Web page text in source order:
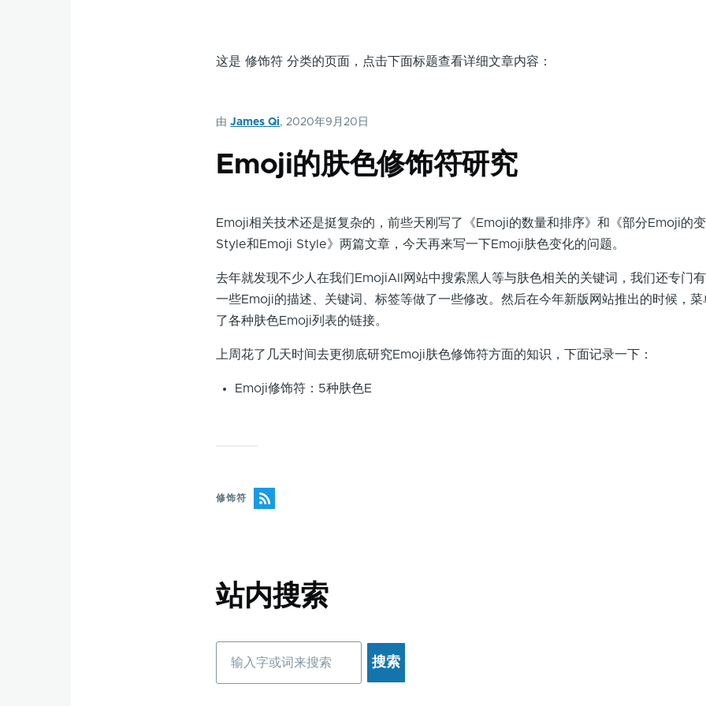
这是 修饰符 分类的页面，点击下面标题查看详细文章内容：
由James Qi, 2020年9月20日
Emoji的肤色修饰符研究
Emoji相关技术还是挺复杂的，前些天刚写了《Emoji的数量和排序》和《部分Emoji的
Style和Emoji Style》两篇文章，今天再来写一下Emoji肤色变化的问题。
去年就发现不少人在我们EmojiAll网站中搜索黑人等与肤色相关的关键词，我们还专门
一些Emoji的描述、关键词、标签等做了一些修改。然后在今年新版网站推出的时候，
了各种肤色Emoji列表的链接。
上周花了几天时间去更彻底研究Emoji肤色修饰符方面的知识，下面记录一下：
Emoji修饰符：5种肤色E
修饰符
站内搜索